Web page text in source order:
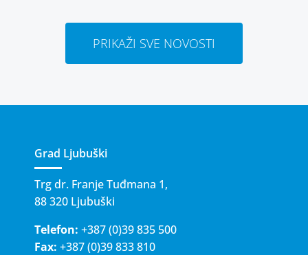
PRIKAŽI SVE NOVOSTI
Grad Ljubuški
Trg dr. Franje Tuđmana 1,
88 320 Ljubuški
Telefon: +387 (0)39 835 500
Fax: +387 (0)39 833 810